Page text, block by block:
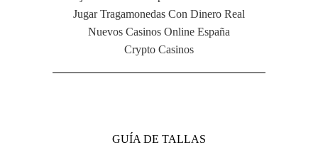
Jugar Tragamonedas Con Dinero Real
Nuevos Casinos Online España
Crypto Casinos
GUÍA DE TALLAS